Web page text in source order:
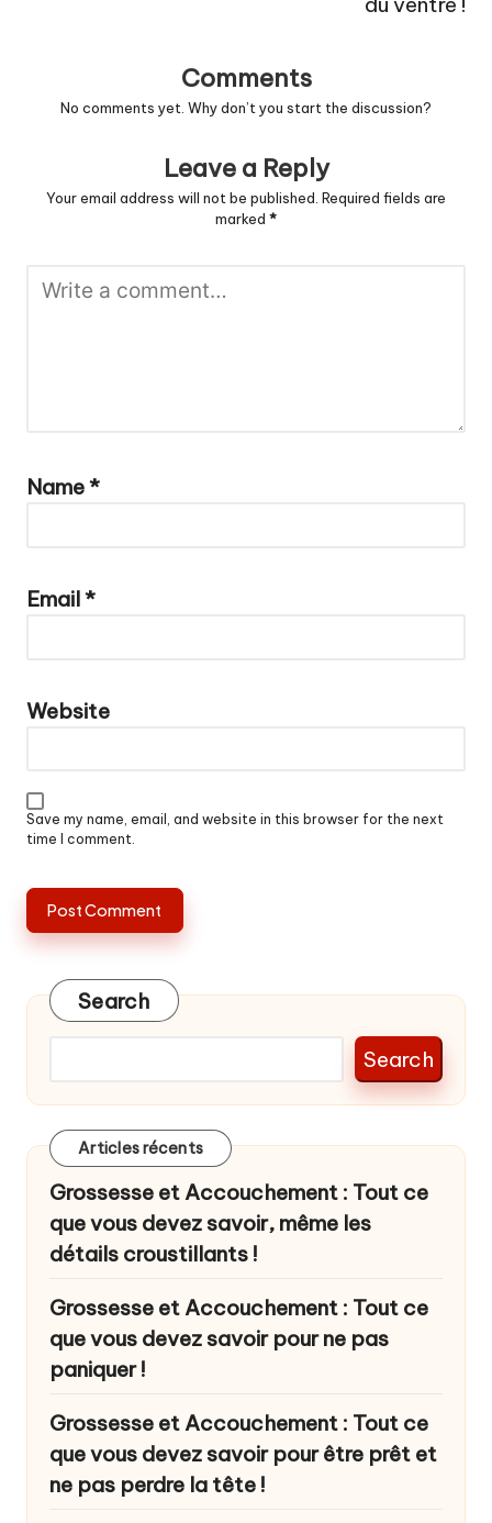
Comments
No comments yet. Why don’t you start the discussion?
Leave a Reply
Your email address will not be published. Required fields are
marked *
Name*
Email*
Website
Save my name, email, and website in this browser for the next
time I comment.
Search
Search
Articles récents
Grossesse et Accouchement : Tout ce
que vous devez savoir, même les
détails croustillants !
Grossesse et Accouchement : Tout ce
que vous devez savoir pour ne pas
paniquer !
Grossesse et Accouchement : Tout ce
que vous devez savoir pour être prêt et
ne pas perdre la tête !